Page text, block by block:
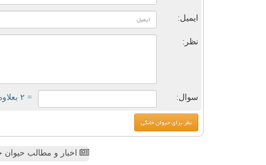
ایمیل:
نظر:
سوال: = ۲ بعلاوه ۱
اخبار و مطالب حیوان